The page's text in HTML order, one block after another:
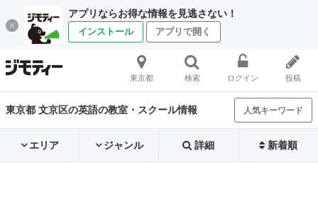
アプリならお得な情報を見逃さない！
インストール アプリで開く
東京都 検索 ログイン 投稿
東京都 文京区の英語の教室・スクール情報 人気キーワード
エリア ジャンル 詳細 新着順